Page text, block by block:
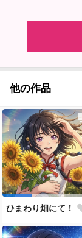
他の作品
ひまわり畑にて！